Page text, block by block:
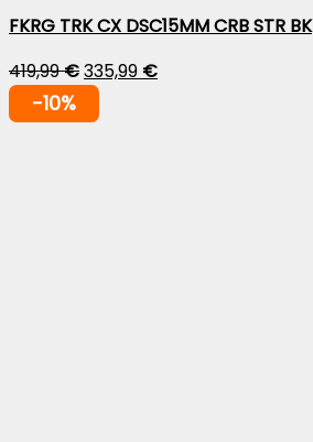
FKRG TRK CX DSC15MM CRB STR BK
419,99€335,99 €
-10%